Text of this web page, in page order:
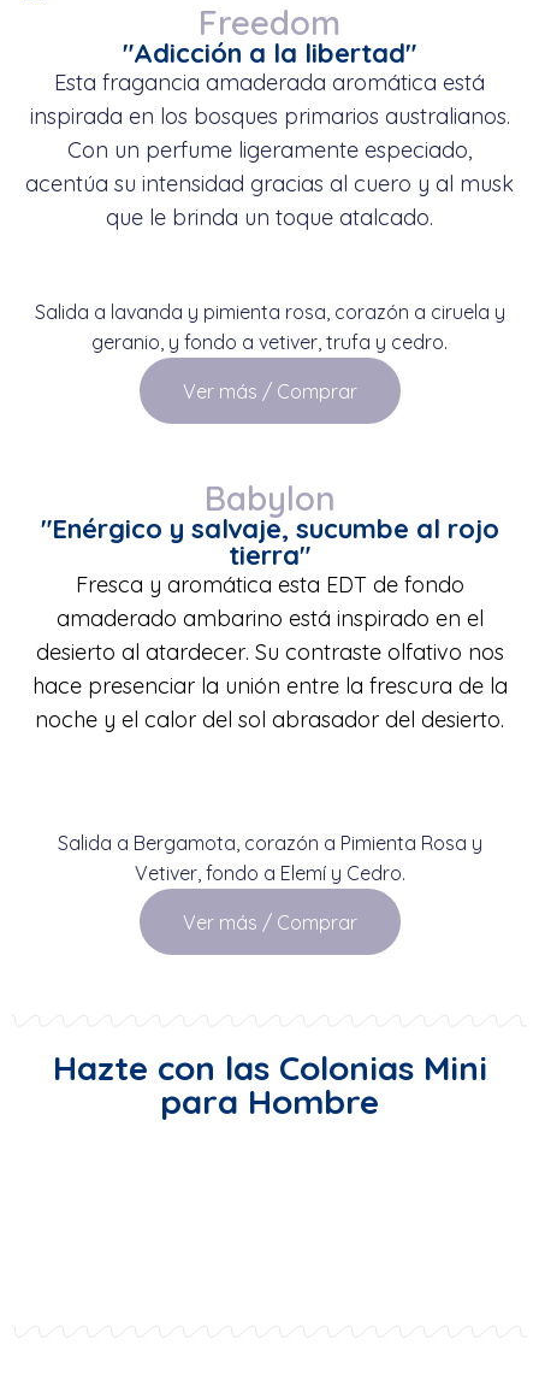
Freedom
"Adicción a la libertad"
Esta fragancia amaderada aromática está
inspirada en los bosques primarios australianos.
Con un perfume ligeramente especiado,
acentúa su intensidad gracias al cuero y al musk
que le brinda un toque atalcado.
Salida a lavanda y pimienta rosa, corazón a ciruela y
geranio, y fondo a vetiver, trufa y cedro.
Ver más / Comprar
Babylon
"Enérgico y salvaje, sucumbe al rojo
tierra"
Fresca y aromática esta EDT de fondo
amaderado ambarino está inspirado en el
desierto al atardecer. Su contraste olfativo nos
hace presenciar la unión entre la frescura de la
noche y el calor del sol abrasador del desierto.
Salida a Bergamota, corazón a Pimienta Rosa y
Vetiver, fondo a Elemí y Cedro.
Ver más / Comprar
Hazte con las Colonias Mini
para Hombre